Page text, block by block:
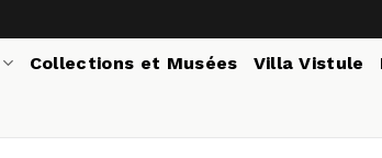
Collections et Musées Villa Vistule